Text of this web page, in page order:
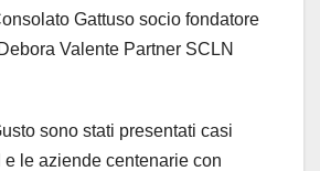
Gattuso socio fondatore
Valente Partner SCLN
sono stati presentati casi
le aziende centenarie con